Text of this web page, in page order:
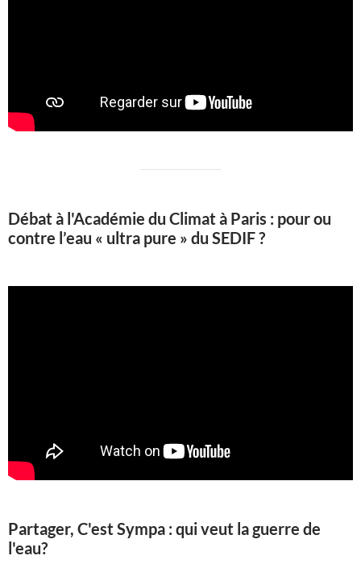
Débat à l'Académie du Climat à Paris : pour ou
contre l’eau « ultra pure » du SEDIF ?
Partager, C'est Sympa : qui veut la guerre de
l'eau?